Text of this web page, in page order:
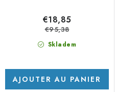
Skladem
€18,85
€95,38
AJOUTER AU PANIER